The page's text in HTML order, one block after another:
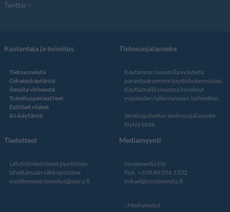
Twitter
Kustantaja ja toimitus
Tietoa meistä
Oikaisukäytäntö
Ilmoita virheestä
Toimitusperiaatteet
Eettiset ohjeet
AI-käytäntö
Tietosuojalauseke
Käytämme sivustolla evästeitä
parantaaksemme käyttökokemustasi.
Käyttämällä sivustoa hyväksyt
evästeiden tallentamisen laitteellesi.
Verkkopalvelun tiedosuojalauseke
löytyy tästä.
Tiedotteet
Lehdistötiedotteet pyydetään
lähettämään sähköpostitse
osoitteeseen toimitus@stara.fi
Mediamyynti
Nostemedia Oy
Puh. +358 40 356 1332
mikael@nostemedia.fi
Mediatiedot